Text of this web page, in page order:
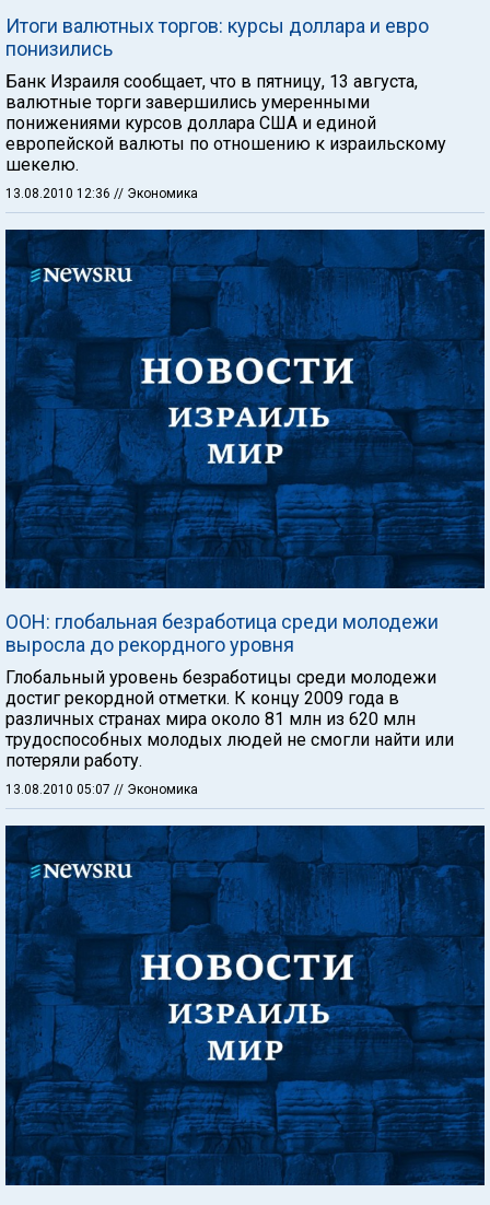
Итоги валютных торгов: курсы доллара и евро
понизились
Банк Израиля сообщает, что в пятницу, 13 августа,
валютные торги завершились умеренными
понижениями курсов доллара США и единой
европейской валюты по отношению к израильскому
шекелю.
13.08.2010 12:36 // Экономика
ООН: глобальная безработица среди молодежи
выросла до рекордного уровня
Глобальный уровень безработицы среди молодежи
достиг рекордной отметки. К концу 2009 года в
различных странах мира около 81 млн из 620 млн
трудоспособных молодых людей не смогли найти или
потеряли работу.
13.08.2010 05:07 // Экономика